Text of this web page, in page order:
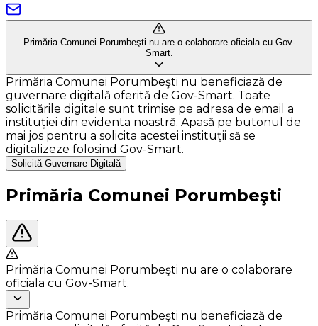
Primăria Comunei Porumbeşti nu are o colaborare oficiala cu Gov-
Smart.
Primăria Comunei Porumbeşti nu beneficiază de
guvernare digitală oferită de Gov-Smart. Toate
solicitările digitale sunt trimise pe adresa de email a
instituției din evidenta noastră. Apasă pe butonul de
mai jos pentru a solicita acestei instituții să se
digitalizeze folosind Gov-Smart.
Solicită Guvernare Digitală
Primăria Comunei Porumbeşti
Primăria Comunei Porumbeşti nu are o colaborare
oficiala cu Gov-Smart.
Primăria Comunei Porumbeşti nu beneficiază de